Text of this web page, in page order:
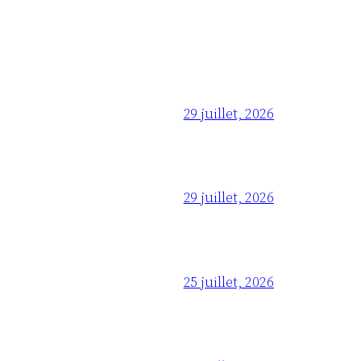
29 juillet, 2026
29 juillet, 2026
25 juillet, 2026